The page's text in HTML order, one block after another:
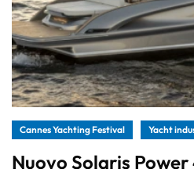
Cannes Yachting Festival Yacht
Nuovo Solaris